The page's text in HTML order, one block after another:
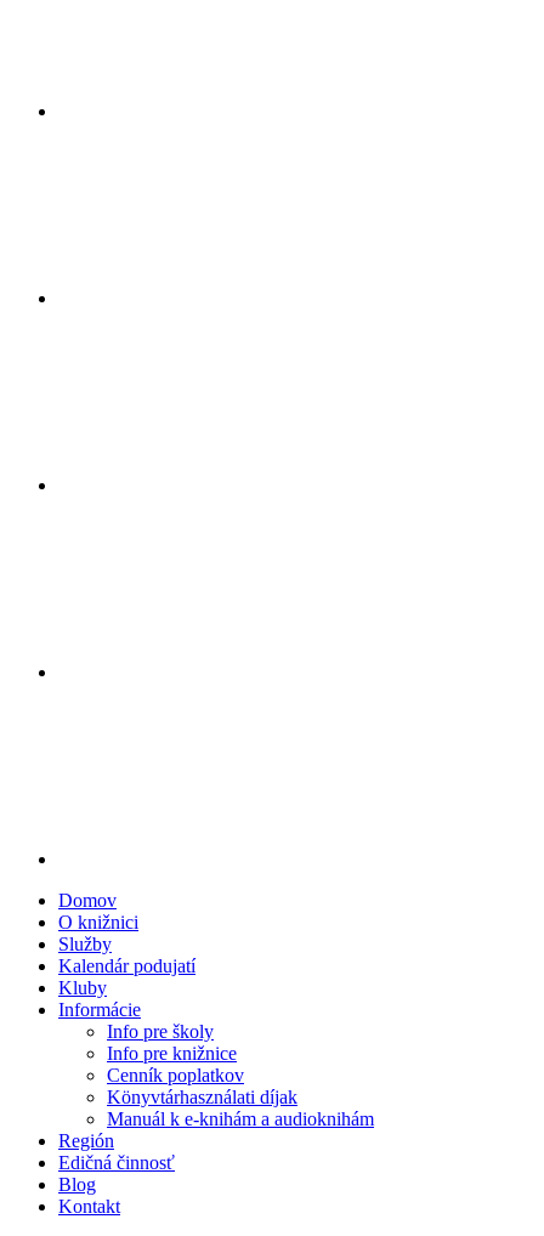
Domov
O knižnici
Služby
Kalendár podujatí
Kluby
Informácie
Info pre školy
Info pre knižnice
Cenník poplatkov
Könyvtárhasználati díjak
Manuál k e-knihám a audioknihám
Región
Edičná činnosť
Blog
Kontakt